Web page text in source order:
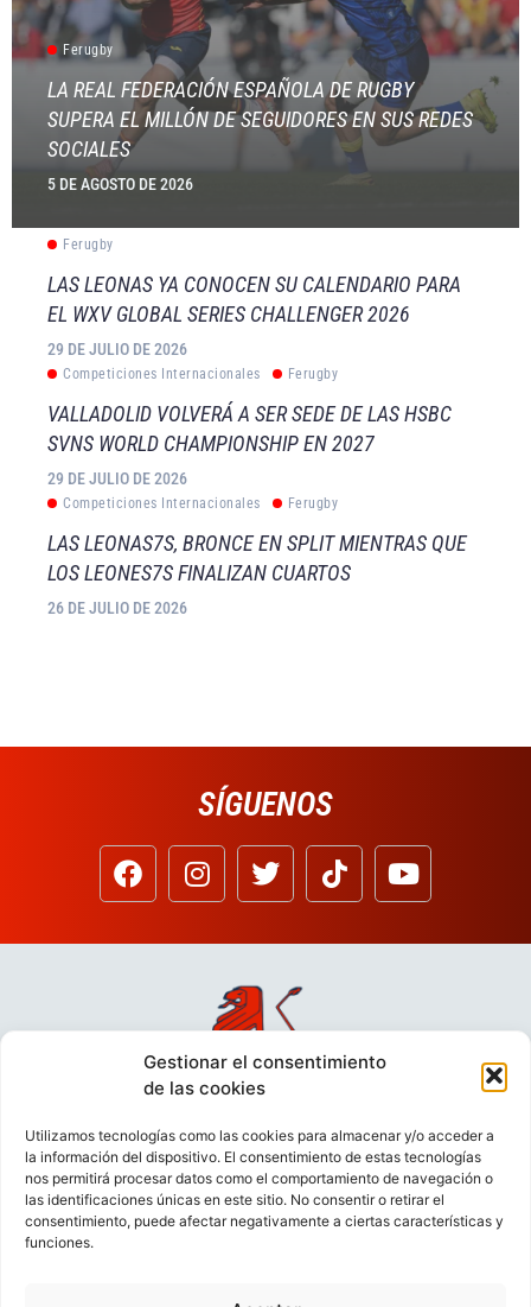
Gestionar el consentimiento
de las cookies
Utilizamos tecnologías como las cookies para almacenar y/o acceder a
la información del dispositivo. El consentimiento de estas tecnologías
nos permitirá procesar datos como el comportamiento de navegación o
las identificaciones únicas en este sitio. No consentir o retirar el
consentimiento, puede afectar negativamente a ciertas características y
funciones.
Ferugby
LA REAL FEDERACIÓN ESPAÑOLA DE RUGBY
SUPERA EL MILLÓN DE SEGUIDORES EN SUS REDES
SOCIALES
5 DE AGOSTO DE 2026
Ferugby
LAS LEONAS YA CONOCEN SU CALENDARIO PARA
EL WXV GLOBAL SERIES CHALLENGER 2026
29 DE JULIO DE 2026
Competiciones Internacionales Ferugby
VALLADOLID VOLVERÁ A SER SEDE DE LAS HSBC
SVNS WORLD CHAMPIONSHIP EN 2027
29 DE JULIO DE 2026
Competiciones Internacionales Ferugby
LAS LEONAS7S, BRONCE EN SPLIT MIENTRAS QUE
LOS LEONES7S FINALIZAN CUARTOS
26 DE JULIO DE 2026
SÍGUENOS